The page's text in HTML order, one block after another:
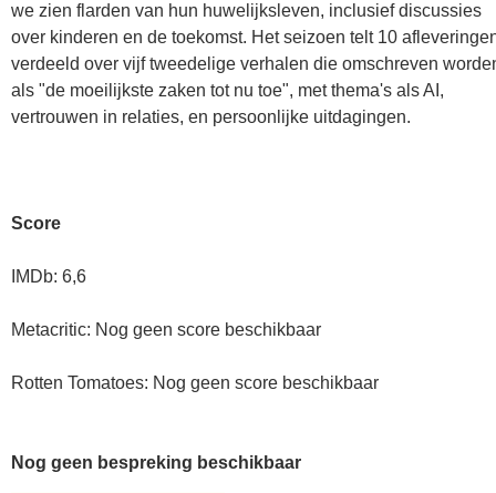
we zien flarden van hun huwelijksleven, inclusief discussies
over kinderen en de toekomst. Het seizoen telt 10
verdeeld over vijf tweedelige verhalen die omschreven
als "de moeilijkste zaken tot nu toe", met thema's als AI,
vertrouwen in relaties, en persoonlijke uitdagingen.
Score
IMDb: 6,6
Metacritic: Nog geen score beschikbaar
Rotten Tomatoes: Nog geen score beschikbaar
Nog geen bespreking beschikbaar